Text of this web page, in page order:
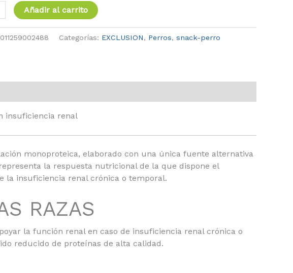
Añadir al carrito
Categorías: EXCLUSION, Perros, snack-perro
insuficiencia renal
monoproteica, elaborado con una única fuente alternativa
la respuesta nutricional de la que dispone el
la insuficiencia renal crónica o temporal.
RAZAS
la función renal en caso de insuficiencia renal crónica o
reducido de proteínas de alta calidad.